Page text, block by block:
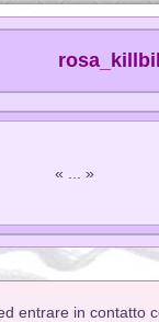
« ... »
entrare in contatto